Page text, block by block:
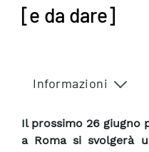
[e da dare]
Informazioni
Il prossimo 26 giugno
a Roma si svolgerà